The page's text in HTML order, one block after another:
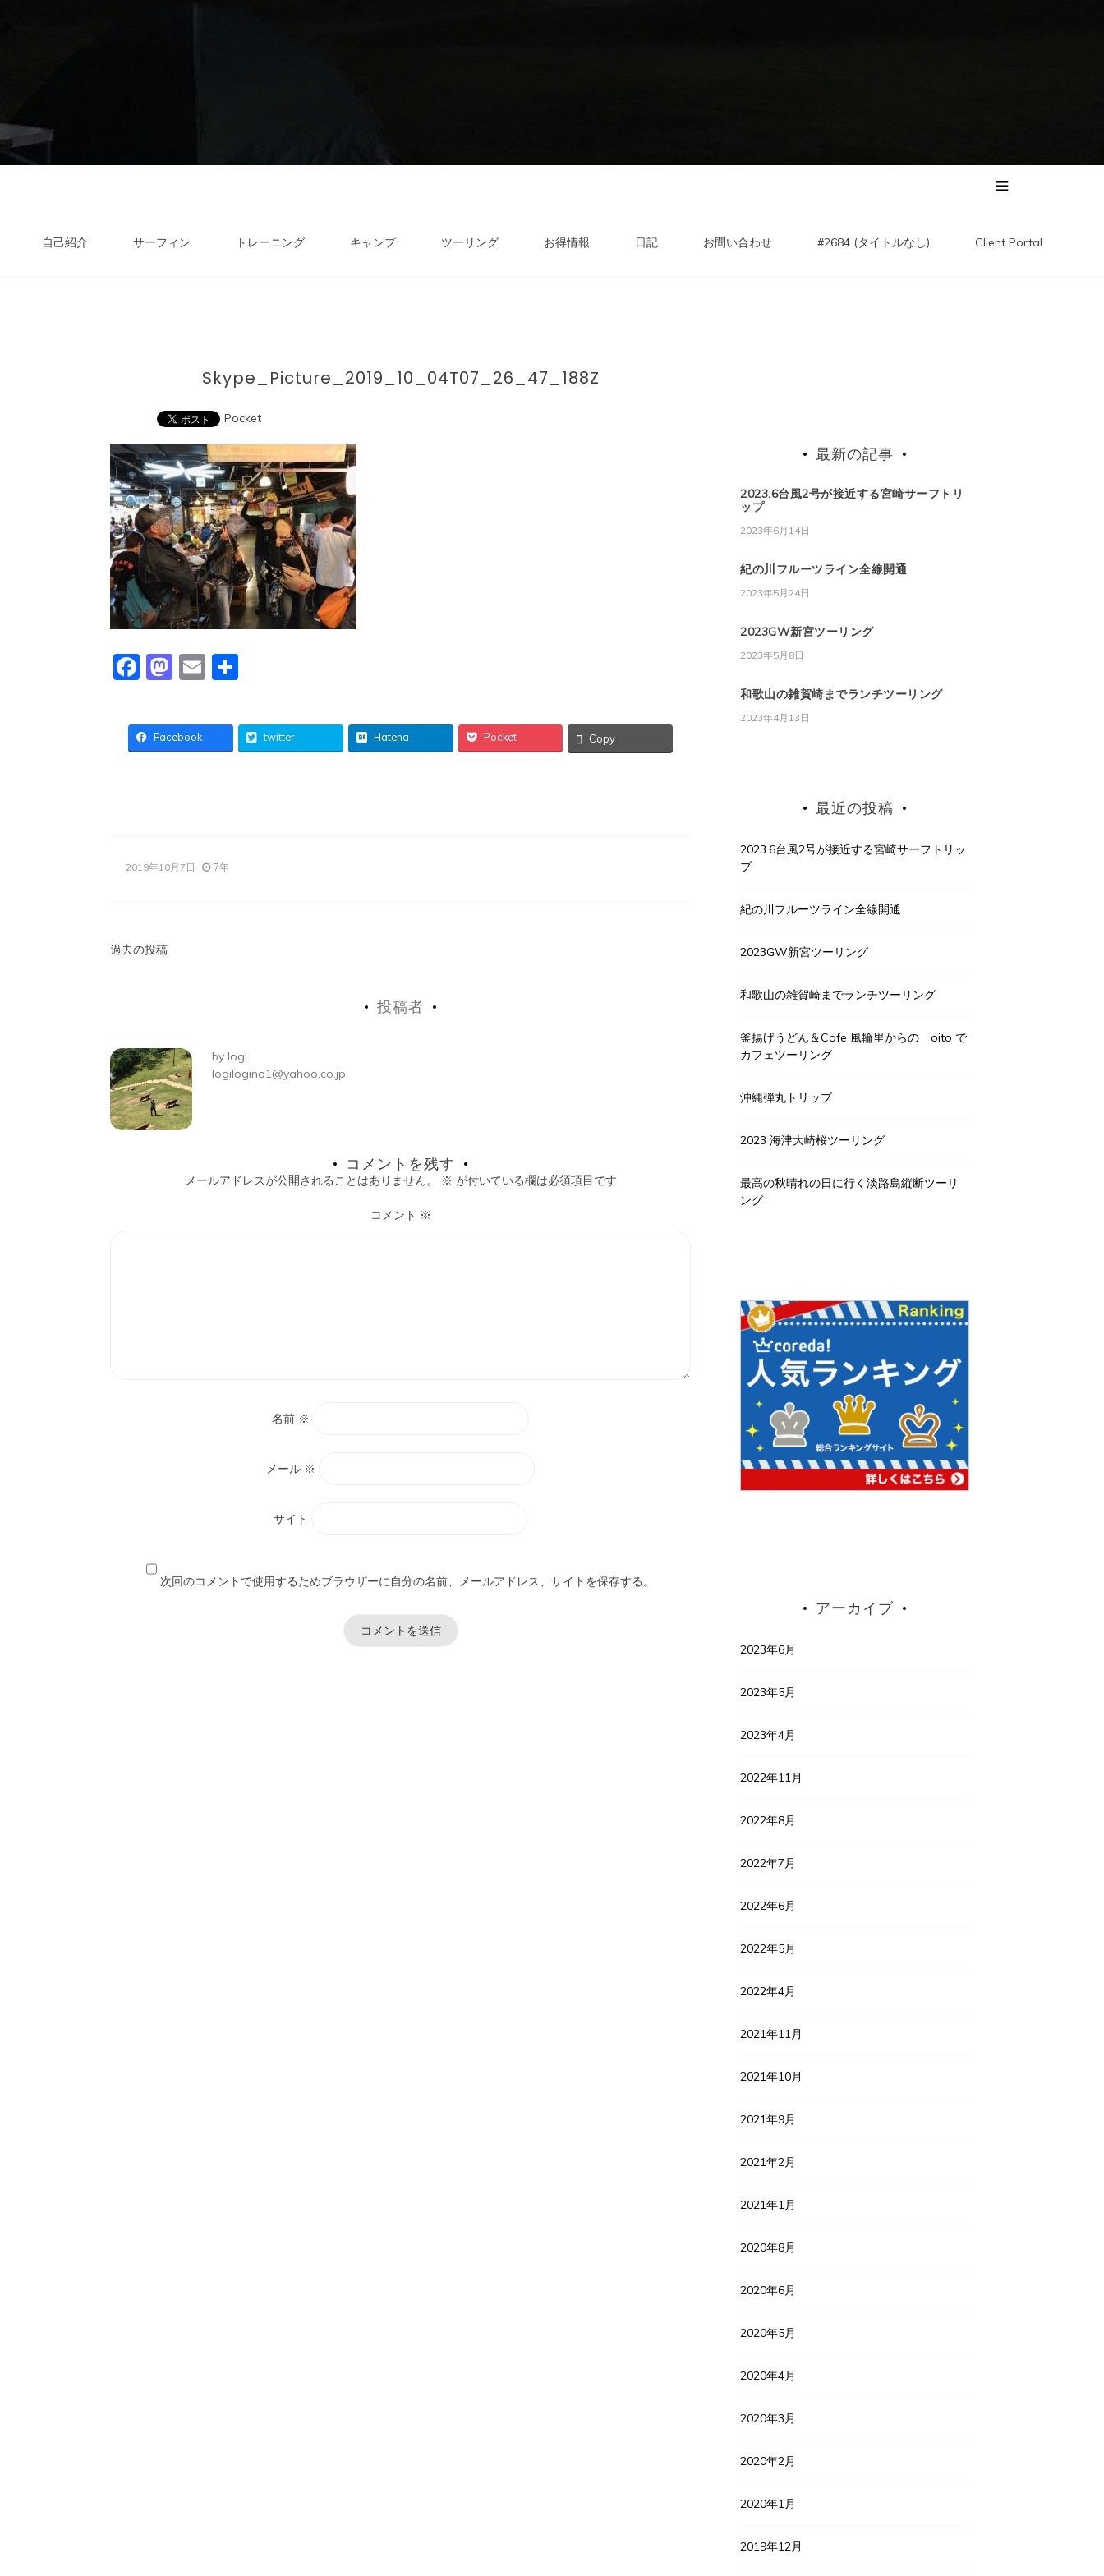
自己紹介 サーフィン トレーニング キャンプ ツーリング お得情報 日記 お問い合わせ #2684 (タイトルなし) Client Portal
Skype_Picture_2019_10_04T07_26_47_188Z
Pocket
Facebook
Mastodon
Email
Facebook twitter Hatena Pocket Copy
2019年10月7日 7年
投
ビ
ゲ
ー
過去の投稿
投稿者
by logi
logilogino1@yahoo.co.jp
コメントを残す
メールアドレスが公開されることはありません。 ※ が付いている欄は必須項目です
コメント ※
名前 ※
メール ※
サイト
次回のコメントで使用するためブラウザーに自分の名前、メールアドレス、サイトを保存する。
最新の記事
2023.6台風2号が接近する宮崎サーフトリ
ップ
2023年6月14日
紀の川フルーツライン全線開通
2023年5月24日
2023GW新宮ツーリング
2023年5月8日
和歌山の雑賀崎までランチツーリング
2023年4月13日
最近の投稿
2023.6台風2号が接近する宮崎サーフトリッ
プ
紀の川フルーツライン全線開通
2023GW新宮ツーリング
和歌山の雑賀崎までランチツーリング
釜揚げうどん＆Cafe 風輪里からの oito で
カフェツーリング
沖縄弾丸トリップ
2023 海津大崎桜ツーリング
最高の秋晴れの日に行く淡路島縦断ツーリ
ング
アーカイブ
2023年6月
2023年5月
2023年4月
2022年11月
2022年8月
2022年7月
2022年6月
2022年5月
2022年4月
2021年11月
2021年10月
2021年9月
2021年2月
2021年1月
2020年8月
2020年6月
2020年5月
2020年4月
2020年3月
2020年2月
2020年1月
2019年12月